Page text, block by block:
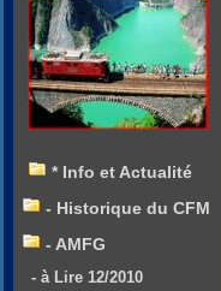
* Info et Actualité
- Historique du CFM
- AMFG
- à Lire 12/2010